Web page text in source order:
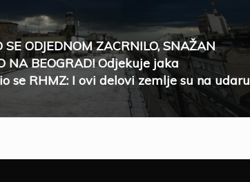
SE ODJEDNOM ZACRNILO, SNAŽAN
NA BEOGRAD! Odjekuje jaka
se RHMZ: I ovi delovi zemlje su na udaru